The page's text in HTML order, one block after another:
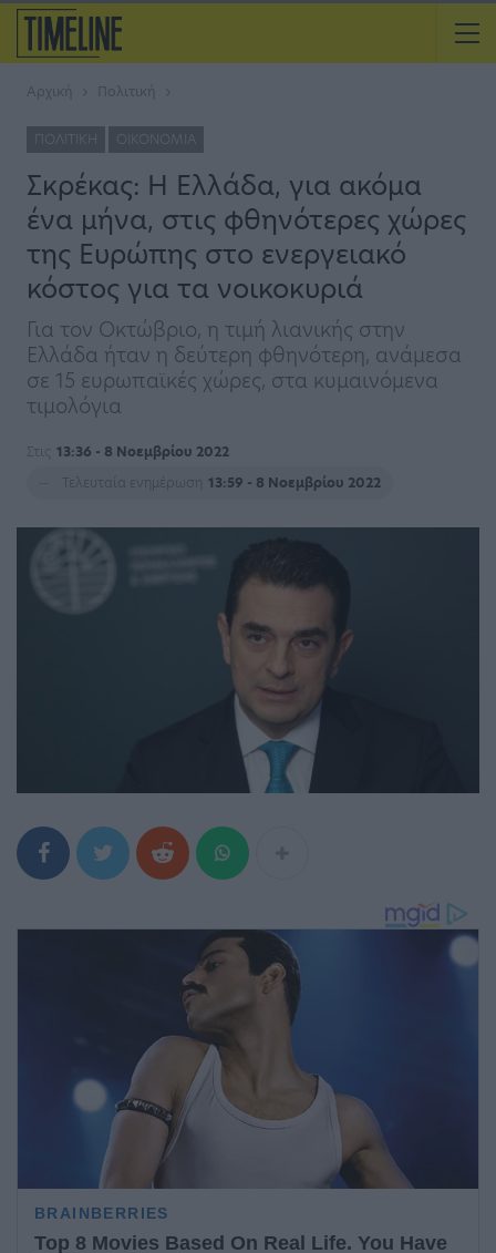
Αρχική Πολιτική
ΠΟΛΙΤΙΚΉ ΟΙΚΟΝΟΜΊΑ
Σκρέκας: Η Ελλάδα, για ακόμα
ένα μήνα, στις φθηνότερες χώρες
της Ευρώπης στο ενεργειακό
κόστος για τα νοικοκυριά
Για τον Οκτώβριο, η τιμή λιανικής στην
Ελλάδα ήταν η δεύτερη φθηνότερη, ανάμεσα
σε 15 ευρωπαϊκές χώρες, στα κυμαινόμενα
τιμολόγια
Στις 13:36 - 8 Νοεμβρίου 2022
Τελευταία ενημέρωση
13:59 - 8 Νοεμβρίου 2022